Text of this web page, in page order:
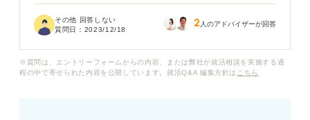
近い」という志望動機を就活で使うのはありですか？
その他 回答しない
質問日： 2023/12/18 2 人のアドバイザーが回答
※質問は、エントリーフォームからの内容、または弊社が就活相談を実施する過
程の中で寄せられた内容を公開しています。就活Q&A 編集方針は こちら